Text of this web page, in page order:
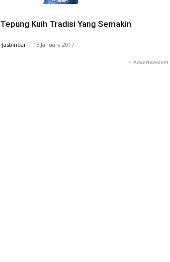
Kuih Tradisi Yang Semakin
- 15 January 2017
- Advertisement